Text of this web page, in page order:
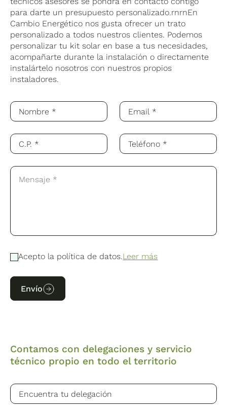
para darte un presupuesto personalizado.rnrnEn
Cambio Energético nos gusta ofrecer un trato
personalizado a todos nuestros clientes. Podemos
personalizar tu kit solar en base a tus necesidades,
acompañarte durante la instalación o directamente
instalártelo nosotros con nuestros propios
instaladores.
Acepto la política de datos.Leer más
Envío
Contamos con delegaciones y servicio
técnico propio en todo el territorio